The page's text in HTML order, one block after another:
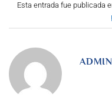
Esta entrada fue publicada